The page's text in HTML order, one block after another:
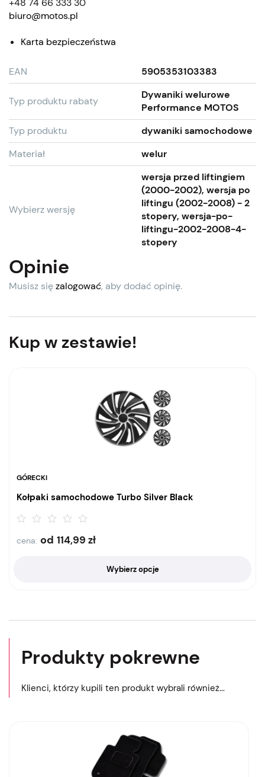
+48 74 66 333 30
biuro@motos.pl
Karta bezpieczeństwa
EAN 5905353103383
Typ produktu rabaty
Dywaniki welurowe
Performance MOTOS
Typ produktu
dywaniki samochodowe
Materiał
welur
Wybierz wersję
wersja przed liftingiem
(2000-2002), wersja po
liftingu (2002-2008) - 2
stopery, wersja-po-
liftingu-2002-2008-4-
stopery
Opinie
Musisz sięzalogować, aby dodać opinię.
Kup w zestawie!
GÓRECKI
Kołpaki samochodowe Turbo Silver Black
cena: od 114,99 zł
Wybierz opcje
Produkty pokrewne
Klienci, którzy kupili ten produkt wybrali również...